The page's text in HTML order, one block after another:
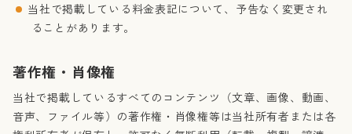
当社で掲載している料金表記について、予告なく変更され
ることがあります。
著作権・肖像権
当社で掲載しているすべてのコンテンツ（文章、画像、動画、
音声、ファイル等）の著作権・肖像権等は当社所有者または各